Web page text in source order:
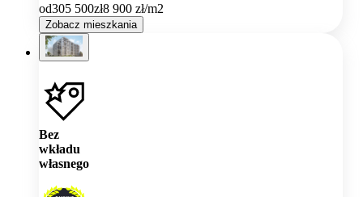
od305 500zł8 900 zł/m2
Zobacz mieszkania
Bez
wkładu
własnego